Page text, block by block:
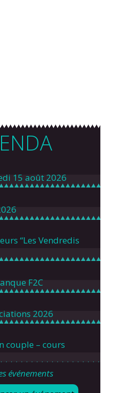
15 août 2026
“Les Vendredis
F2C
2026
couple – cours
chants
événements